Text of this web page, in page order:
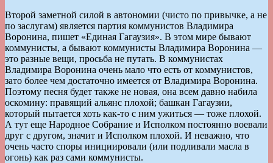
Второй заметной силой в автономии (чисто по привычке, а не
по заслугам) является партия коммунистов Владимира
Воронина, пишет «Единая Гагаузия». В этом мире бывают
коммунисты, а бывают коммунисты Владимира Воронина —
это разные вещи, просьба не путать. В коммунистах
Владимира Воронина очень мало что есть от коммунистов,
зато более чем достаточно имеется от Владимира Воронина.
Поэтому песня будет также не новая, она всем давно набила
оскомину: правящий альянс плохой; башкан Гагаузии,
который пытается хоть как-то с ним ужиться — тоже плохой.
А тут еще Народное Собрание и Исполком постоянно воевали
друг с другом, значит и Исполком плохой. И неважно, что
очень часто споры инициировали (или подливали масла в
огонь) как раз сами коммунисты.